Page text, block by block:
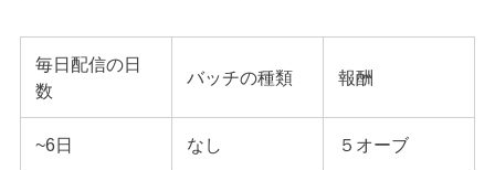
毎日配信の日
数
バッチの種類 報酬
~6日 なし ５オーブ